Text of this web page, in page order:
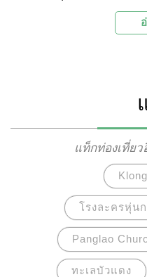
การปกครองเป็น 2 ประ
(United Kingdom) เมื
ในการเดินทางมาท่องเ
จะได้สัมผัสกับวัฒนธรร
นักท่องเที่ยวจะได้ตาม
เสียงของโลก เช่น
แท็กท่องเที่ย
โรงละครหุ่น
Panglao
ทะเลบัวแดง